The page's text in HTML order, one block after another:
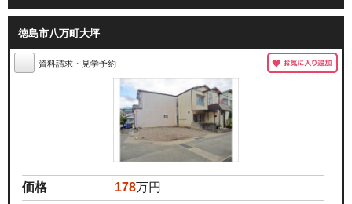
徳島市八万町大坪
資料請求・見学予約
価格 178万円